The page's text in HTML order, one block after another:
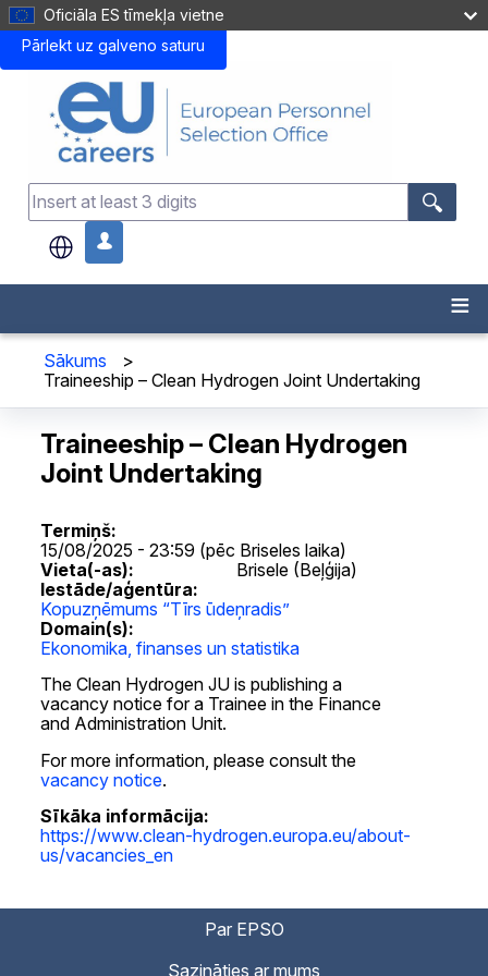
Pārlekt uz galveno saturu
Oficiāla ES tīmekļa vietne
.
Sākums
>
Traineeship – Clean Hydrogen Joint Undertaking
Traineeship – Clean Hydrogen
Joint Undertaking
Termiņš
15/08/2025 - 23:59 (pēc Briseles laika)
Vieta(-as):
Brisele (Beļģija)
Iestāde/aģentūra
Kopuzņēmums “Tīrs ūdeņradis”
Domain(s)
Ekonomika, finanses un statistika
The Clean Hydrogen JU is publishing a
vacancy notice for a Trainee in the Finance
and Administration Unit.
For more information, please consult the
vacancy notice.
Sīkāka informācija
https://www.clean-hydrogen.europa.eu/about-
us/vacancies_en
Par EPSO
Sazināties ar mums